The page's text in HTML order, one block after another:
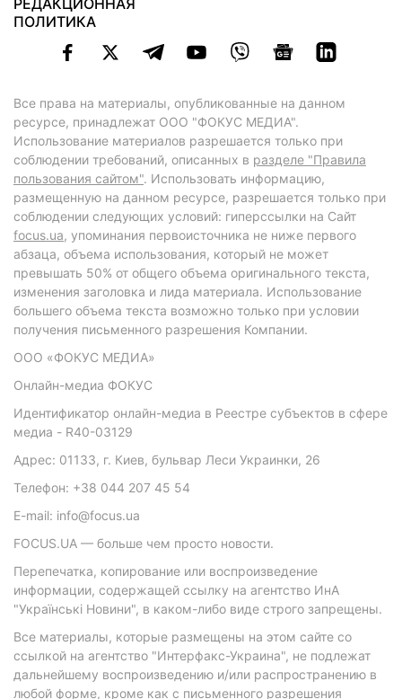
РЕДАКЦИОННАЯ
ПОЛИТИКА
Все права на материалы, опубликованные на данном
ресурсе, принадлежат ООО "ФОКУС МЕДИА".
Использование материалов разрешается только при
соблюдении требований, описанных в разделе "Правила
пользования сайтом". Использовать информацию,
размещенную на данном ресурсе, разрешается только при
соблюдении следующих условий: гиперссылки на Сайт
focus.ua, упоминания первоисточника не ниже первого
абзаца, объема использования, который не может
превышать 50% от общего объема оригинального текста,
изменения заголовка и лида материала. Использование
большего объема текста возможно только при условии
получения письменного разрешения Компании.
ООО «ФОКУС МЕДИА»
Онлайн-медиа ФОКУС
Идентификатор онлайн-медиа в Реестре субъектов в сфере
медиа - R40-03129
Адрес: 01133, г. Киев, бульвар Леси Украинки, 26
Телефон: +38 044 207 45 54
E-mail: info@focus.ua
FOCUS.UA — больше чем просто новости.
Перепечатка, копирование или воспроизведение
информации, содержащей ссылку на агентство ИнА
"Українські Новини", в каком-либо виде строго запрещены.
Все материалы, которые размещены на этом сайте со
ссылкой на агентство "Интерфакс-Украина", не подлежат
дальнейшему воспроизведению и/или распространению в
любой форме, кроме как с письменного разрешения